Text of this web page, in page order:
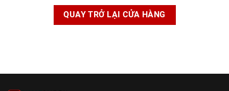
QUAY TRỞ LẠI CỬA HÀNG